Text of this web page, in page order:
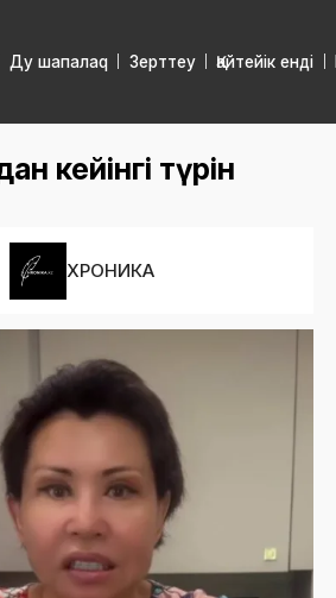
Ду шапалаq Зерттеу Қайтейік енді
кейінгі түрін
ХРОНИКА